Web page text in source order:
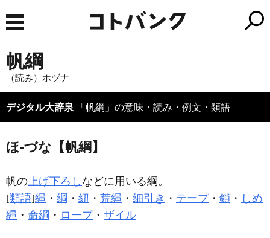
帆綱
（読み）ホヅナ
デジタル大辞泉 「帆綱」の意味・読み・例文・類語
ほ‐づな【帆綱】
帆の上げ下ろし などに用いる綱。
[類語]縄 ・ 綱 ・ 紐 ・ 荒縄 ・ 細引き ・ テープ・ 鎖 ・ しめ
縄 ・ 命綱 ・ ロープ・ ザイル